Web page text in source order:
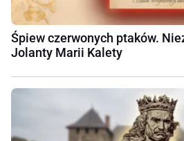
Śpiew czerwonych ptaków.
Jolanty Marii Kalety